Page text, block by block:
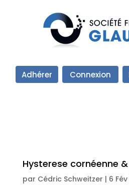
Adhérer Connexion
Hysterese cornéenne
par Cédric Schweitzer | 6